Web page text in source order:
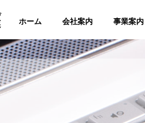
ホーム 会社案内 事業案内